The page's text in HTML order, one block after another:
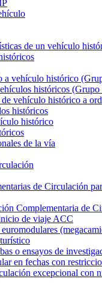
de un vehículo
a vehículo histórico
históricos
vehículo histórico a
históricos
histórico
de la vía
de Circulación
Complementaria de
de viaje ACC
o ensayos de
en fechas con
excepcional con